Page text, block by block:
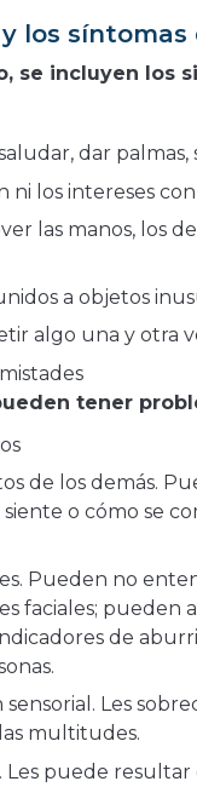
los
se incluyen los
dar palmas,
ni los intereses
las manos, los
a objetos
algo una y otra
tener
de los demás.
o cómo se
Pueden no
faciales; pueden
de
Les
multitudes.
Les puede